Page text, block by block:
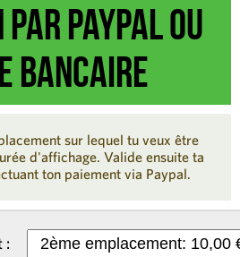
par Paypal ou
bancaire
sur lequel tu veux être
d'affichage. Valide ensuite ta
ton paiement via Paypal.
: